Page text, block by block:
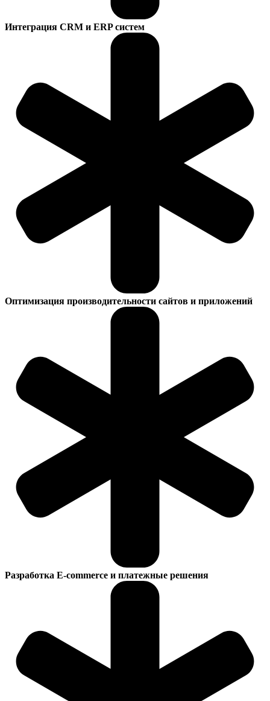
Интеграция CRM и ERP систем
Оптимизация производительности сайтов и приложений
Разработка E-commerce и платежные решения